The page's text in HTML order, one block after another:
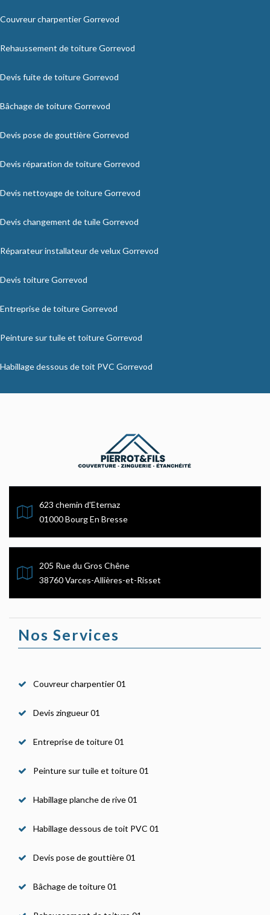
Couvreur charpentier Gorrevod
Rehaussement de toiture Gorrevod
Devis fuite de toiture Gorrevod
Bâchage de toiture Gorrevod
Devis pose de gouttière Gorrevod
Devis réparation de toiture Gorrevod
Devis nettoyage de toiture Gorrevod
Devis changement de tuile Gorrevod
Réparateur installateur de velux Gorrevod
Devis toiture Gorrevod
Entreprise de toiture Gorrevod
Peinture sur tuile et toiture Gorrevod
Habillage dessous de toit PVC Gorrevod
623 chemin d'Eternaz
01000 Bourg En Bresse
205 Rue du Gros Chêne
38760 Varces-Allières-et-Risset
Nos Services
Couvreur charpentier 01
Devis zingueur 01
Entreprise de toiture 01
Peinture sur tuile et toiture 01
Habillage planche de rive 01
Habillage dessous de toit PVC 01
Devis pose de gouttière 01
Bâchage de toiture 01